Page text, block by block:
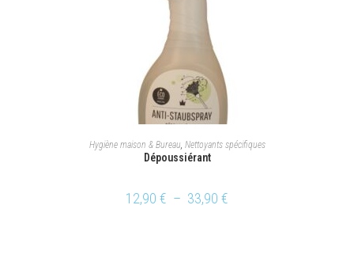
CHOIX DES OPTIONS
Hygiène maison & Bureau Nettoyants spécifiques
Dépoussiérant
12,90 € – 33,90 €